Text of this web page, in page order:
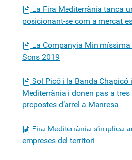
La Fira Mediterrània tanca
posicionant-se com a mercat
La Companyia Minimíssima
Sons 2019
Sol Picó i la Banda Chapicó
Mediterrània i donen pas a
propostes d’arrel a Manresa
Fira Mediterrània s’implica
empreses del territori